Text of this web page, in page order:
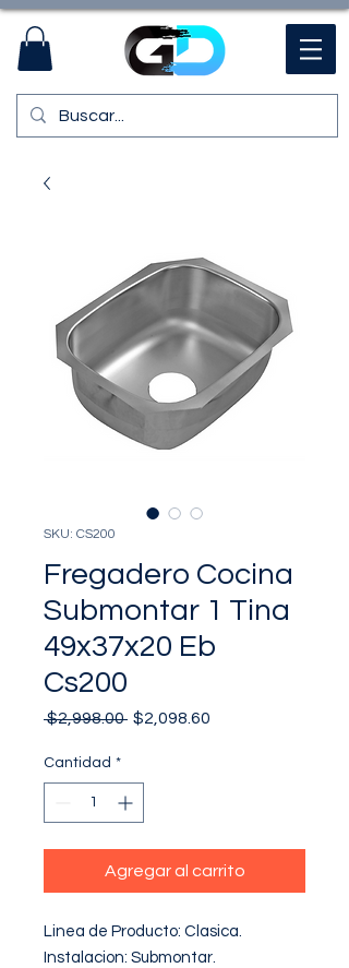
SKU: CS200
Fregadero Cocina
Submontar 1 Tina
49x37x20 Eb
Cs200
$2,998.00 Precio
$2,098.60
Cantidad *
Agregar al carrito
Linea de Producto: Clasica.
Instalacion: Submontar.